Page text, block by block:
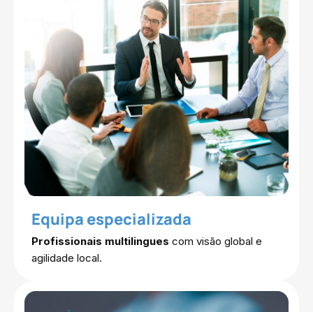
Equipa especializada
Profissionais multilingues com visão global e
agilidade local.